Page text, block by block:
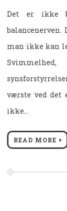
Det er ikke
balancenerven.
man ikke kan
værste ved det
ikke…
READ MORE